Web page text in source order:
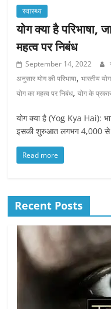
स्वास्थ्य
योग क्या है परिभाषा,
महत्व पर निबंध
September 14, 2022
अनुसार योग की परिभाषा,भारतीय
योग का महत्व पर निबंध,योग के
योग क्या है (Yog Kya Hai):
इसकी शुरुआत लगभग 4,000
Read more
Recent Posts